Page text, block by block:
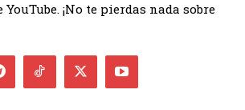
¡No te pierdas nada sobre